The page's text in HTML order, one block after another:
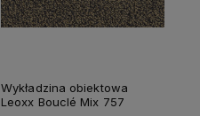
Wykładzina obiektowa
Leoxx Bouclé Mix 757